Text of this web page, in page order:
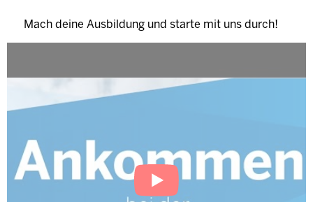
Mach deine Ausbildung und starte mit uns durch!